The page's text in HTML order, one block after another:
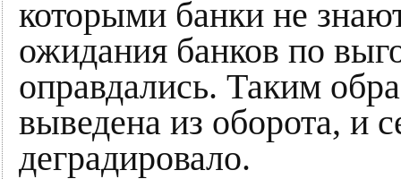
которыми банки не
ожидания банков по
оправдались. Таким
выведена из оборота, и
деградировало.